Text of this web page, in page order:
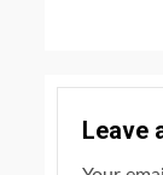
Leave